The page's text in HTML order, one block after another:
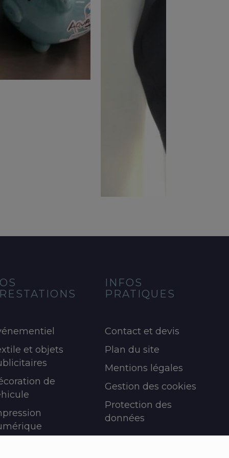
et objets
de
INFOS
PRATIQUES
Contact et devis
Plan du site
Mentions légales
Gestion des cookies
Protection des
données